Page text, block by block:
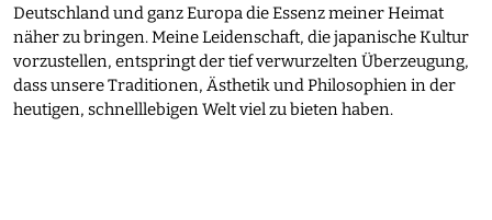
Deutschland und ganz Europa die Essenz meiner Heimat
näher zu bringen. Meine Leidenschaft, die japanische Kultur
vorzustellen, entspringt der tief verwurzelten Überzeugung,
dass unsere Traditionen, Ästhetik und Philosophien in der
heutigen, schnelllebigen Welt viel zu bieten haben.